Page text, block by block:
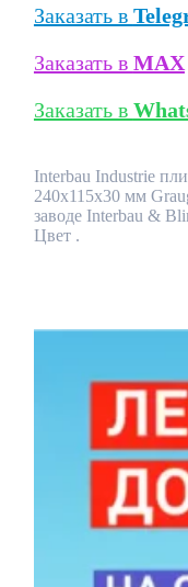
Заказать в
Заказать в MAX
Заказать в
Interbau Industrie
240x115x30 мм
заводе Interbau &
Цвет .